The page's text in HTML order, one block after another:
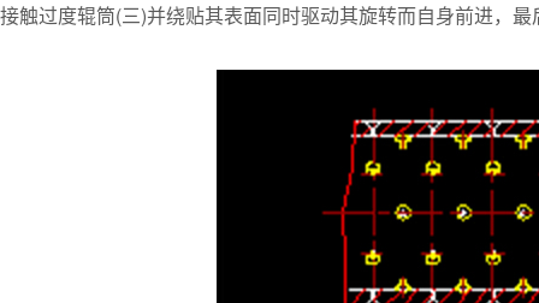
接触过度辊筒(三)并绕贴其表面同时驱动其旋转而自身前进，